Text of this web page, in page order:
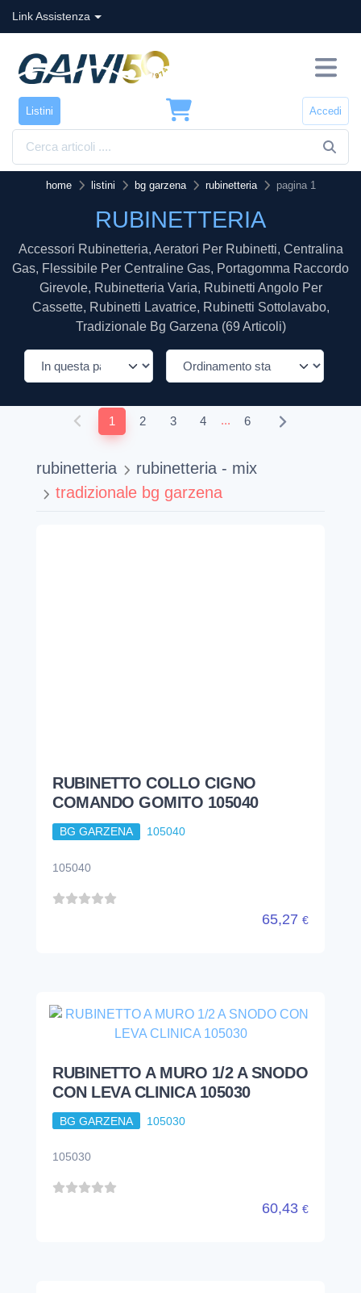
Link Assistenza
Listini Accedi
home listini bg garzena rubinetteria pagina 1
RUBINETTERIA
Accessori Rubinetteria, Aeratori Per Rubinetti, Centralina
Gas, Flessibile Per Centraline Gas, Portagomma Raccordo
Girevole, Rubinetteria Varia, Rubinetti Angolo Per
Cassette, Rubinetti Lavatrice, Rubinetti Sottolavabo,
Tradizionale Bg Garzena (69 Articoli)
1 2 3 4 ... 6
rubinetteria
rubinetteria - mix
tradizionale bg garzena
RUBINETTO COLLO CIGNO
COMANDO GOMITO 105040
BG GARZENA 105040
105040
65,27 €
RUBINETTO A MURO 1/2 A SNODO
CON LEVA CLINICA 105030
BG GARZENA 105030
105030
60,43 €